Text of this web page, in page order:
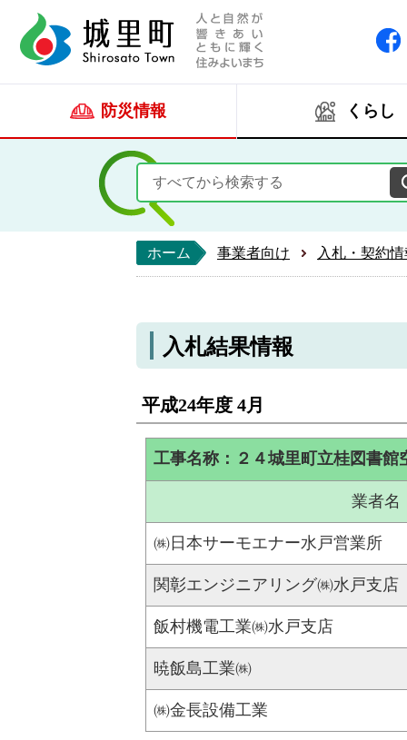
防災情報 くらし
ホーム 事業者向け 入札・契約
入札結果情報
平成24年度 4月
工事名称：２４城里町立桂図書館
業者名
㈱日本サーモエナー水戸営業所
関彰エンジニアリング㈱水戸支店
飯村機電工業㈱水戸支店
暁飯島工業㈱
㈱金長設備工業